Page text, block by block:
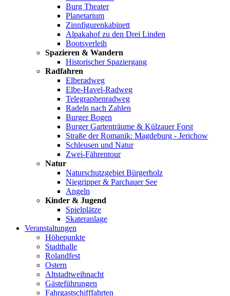
Burg Theater
Planetarium
Zinnfigurenkabinett
Alpakahof zu den Drei Linden
Bootsverleih
Spazieren & Wandern
Historischer Spaziergang
Radfahren
Elberadweg
Elbe-Havel-Radweg
Telegraphenradweg
Radeln nach Zahlen
Burger Bogen
Burger Gartenträume & Külzauer Forst
Straße der Romanik: Magdeburg - Jerichow
Schleusen und Natur
Zwei-Fährentour
Natur
Naturschutzgebiet Bürgerholz
Niegripper & Parchauer See
Angeln
Kinder & Jugend
Spielplätze
Skateranlage
Veranstaltungen
Höhepunkte
Stadthalle
Rolandfest
Ostern
Altstadtweihnacht
Gästeführungen
Fahrgastschifffahrten